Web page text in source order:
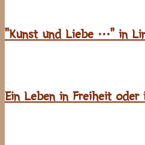
“Kunst und Liebe …” in
Ein Leben in Freiheit oder